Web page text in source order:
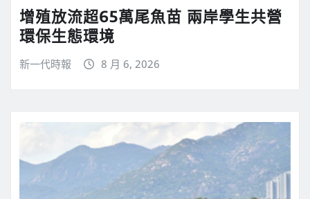
增殖放流超65萬尾魚苗 兩岸學生共營
環保生態環境
新一代時報 8 月 6, 2026